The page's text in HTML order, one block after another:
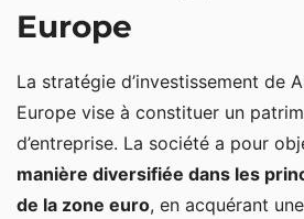
Europe
La stratégie d’investissement de
Europe vise à constituer un
d’entreprise. La société a pour
manière diversifiée dans les
de la zone euro, en acquérant